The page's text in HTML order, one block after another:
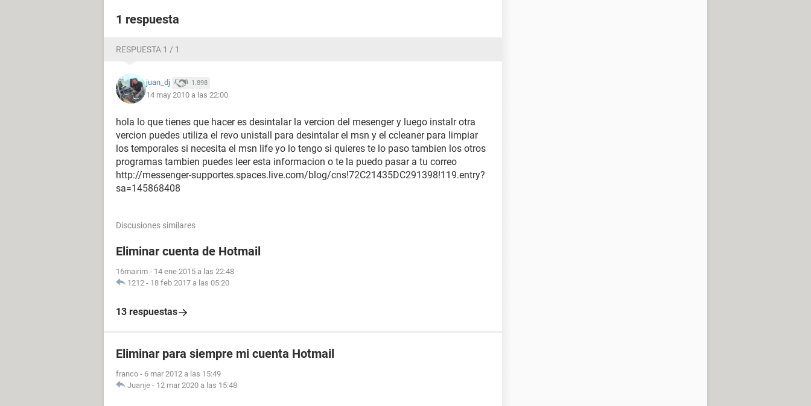
1 respuesta
RESPUESTA 1 / 1
juan_dj 1.898
14 may 2010 a las 22:00
hola lo que tienes que hacer es desintalar la vercion del mesenger y luego instalr otra
vercion puedes utiliza el revo unistall para desintalar el msn y el ccleaner para limpiar
los temporales si necesita el msn life yo lo tengo si quieres te lo paso tambien los otros
programas tambien puedes leer esta informacion o te la puedo pasar a tu correo
http://messenger-supportes.spaces.live.com/blog/cns!72C21435DC291398!119.entry?
sa=145868408
Discusiones similares
Eliminar cuenta de Hotmail
16mairim - 14 ene 2015 a las 22:48
1212 - 18 feb 2017 a las 05:20
13 respuestas
Eliminar para siempre mi cuenta Hotmail
franco - 6 mar 2012 a las 15:49
Juanje - 12 mar 2020 a las 15:48